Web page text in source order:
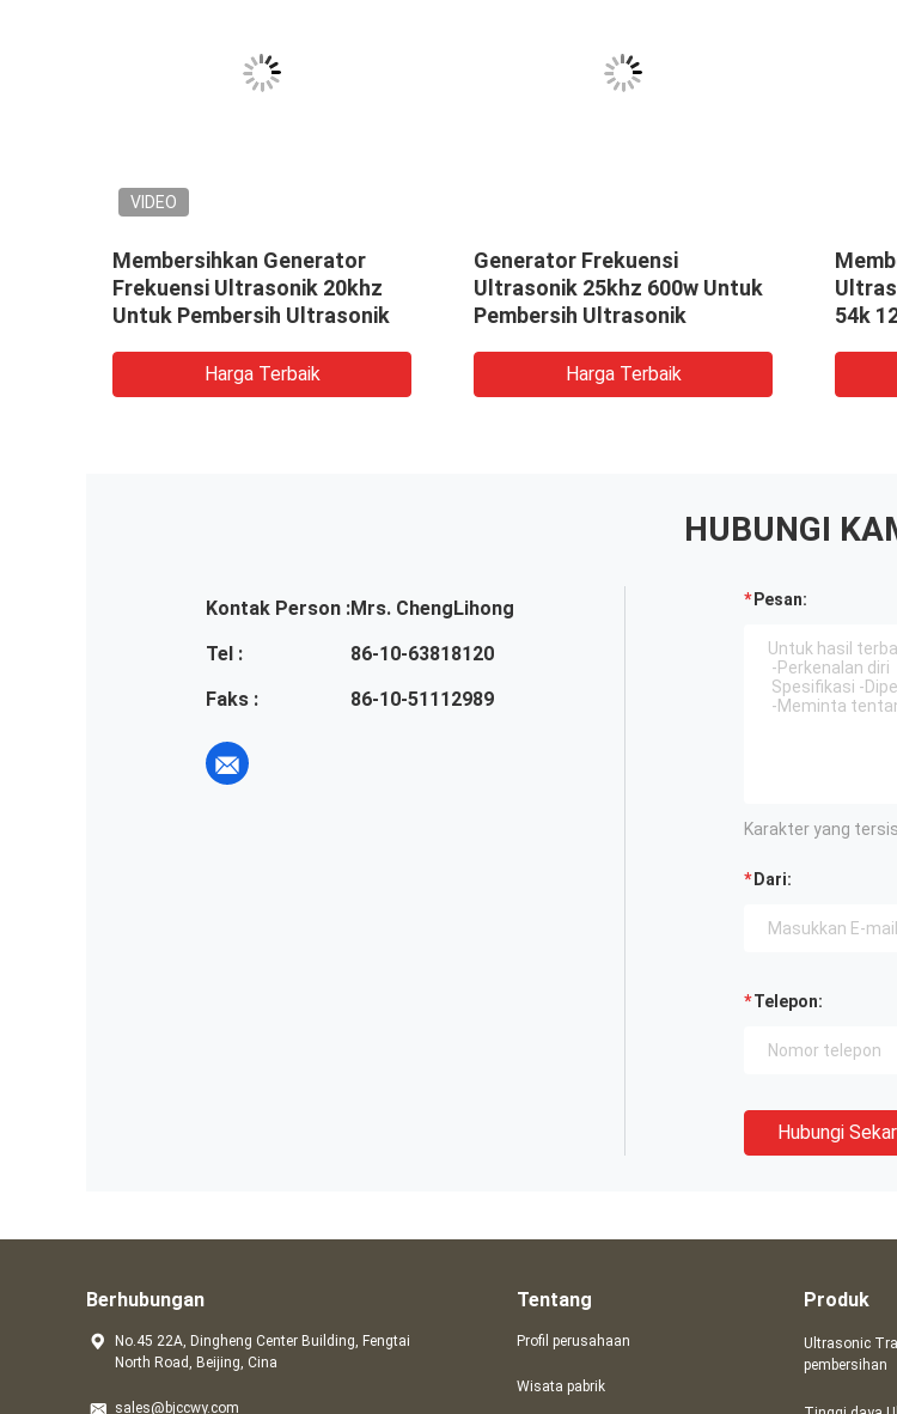
VIDEO
Membersihkan Generator
Frekuensi Ultrasonik 20khz
Untuk Pembersih Ultrasonik
Harga Terbaik
Generator Frekuensi
Ultrasonik 25khz 600w Untuk
Pembersih Ultrasonik
Harga Terbaik
54k
HUBUNGI
Kontak Person :Mrs. ChengLihong
Tel :
86-10-63818120
Faks :
86-10-51112989
Pesan:
Karakter yang
Dari:
Telepon:
Hubungi
Berhubungan
No.45 22A, Dingheng Center Building, Fengtai
North Road, Beijing, Cina
sales@bjccwy.com
Tentang
Profil perusahaan
Wisata pabrik
Produk
Ultrasonic
pembersihan